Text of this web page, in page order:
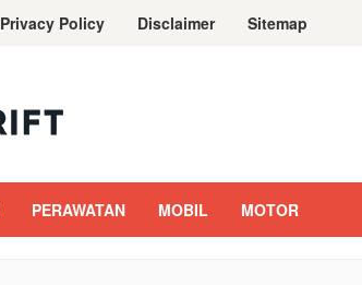
Privacy Policy Disclaimer Sitemap
PERAWATAN MOBIL MOTOR